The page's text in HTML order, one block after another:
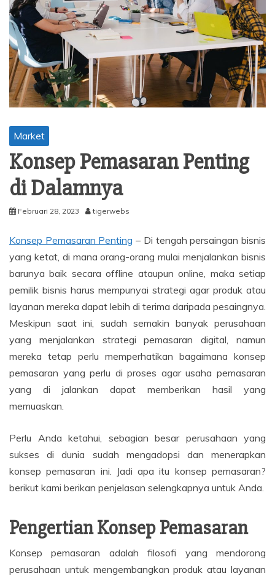
Market
Konsep Pemasaran Penting
di Dalamnya
Februari 28, 2023 tigerwebs
Konsep Pemasaran Penting – Di tengah persaingan bisnis
yang ketat, di mana orang-orang mulai menjalankan bisnis
barunya baik secara offline ataupun online, maka setiap
pemilik bisnis harus mempunyai strategi agar produk atau
layanan mereka dapat lebih di terima daripada pesaingnya.
Meskipun saat ini, sudah semakin banyak perusahaan
yang menjalankan strategi pemasaran digital, namun
mereka tetap perlu memperhatikan bagaimana konsep
pemasaran yang perlu di proses agar usaha pemasaran
yang di jalankan dapat memberikan hasil yang
memuaskan.
Perlu Anda ketahui, sebagian besar perusahaan yang
sukses di dunia sudah mengadopsi dan menerapkan
konsep pemasaran ini. Jadi apa itu konsep pemasaran?
berikut kami berikan penjelasan selengkapnya untuk Anda.
Pengertian Konsep Pemasaran
Konsep pemasaran adalah filosofi yang mendorong
perusahaan untuk mengembangkan produk atau layanan